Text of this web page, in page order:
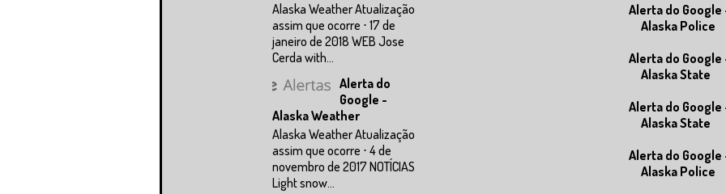
Alaska Weather Atualização
assim que ocorre ⋅ 17 de
janeiro de 2018 WEB Jose
Cerda with...
Alerta do
Google -
Alaska Weather
Alaska Weather Atualização
assim que ocorre ⋅ 4 de
novembro de 2017 NOTÍCIAS
Light snow...
Alerta do Google
Alaska Police
Alerta do Google
Alaska State
Alerta do Google
Alaska State
Alerta do Google
Alaska Police